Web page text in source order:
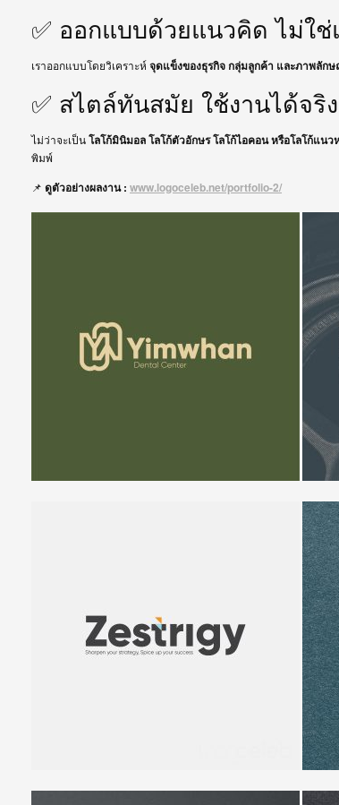
✅ ออกแบบด้วยแนวคิด ไม่ใ
เราออกแบบโดยวิเคราะห์จุดแข็งของธุรกิจ กลุ่มลูกค้า และภาพลัก
✅ สไตล์ทันสมัย ใช้งานได้จริง
ไม่ว่าจะเป็นโลโก้มินิมอล โลโก้ตัวอักษร โลโก้ไอคอน หรือโลโก้แนว
พิมพ์
📌 ดูตัวอย่างผลงาน : www.logoceleb.net/portfolio-2/